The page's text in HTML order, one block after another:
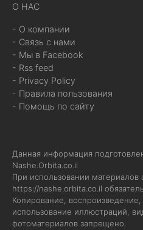
О НАС
- О компании
- Связь с нами
- Мы в Facebook
- Rss feed
- Privacy Policy
- Правила пользования
- Помощь по сайту
Данная информация
Nashe.Orbita.co.il
При использовании материалов
https://nashe.orbita.co.il
Копирование,
использование иллюстраций,
фотоматериалов запрещено.